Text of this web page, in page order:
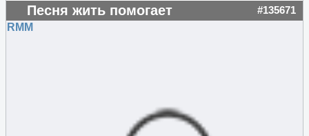
Песня жить помогает #135671
RMM